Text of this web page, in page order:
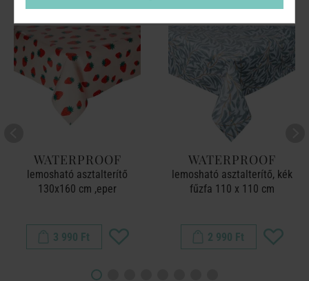
WATERPROOF
lemosható asztalterítő
130x160 cm ,eper
3 990 Ft
WATERPROOF
lemosható asztalterítő, kék
fűzfa 110 x 110 cm
2 990 Ft